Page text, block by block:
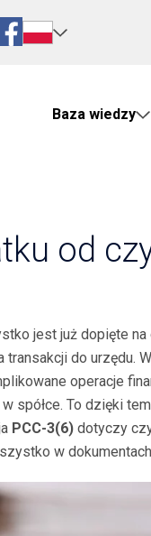
Baza wiedzy
od
jest już dopięte
do urzędu.
operacje
spółce. To dzięki
PCC-3(6) dotyczy
w